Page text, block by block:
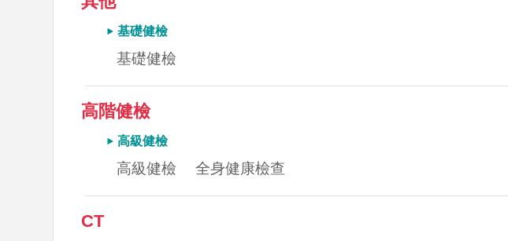
基礎健檢
基礎健檢
高階健檢
高級健檢
高級健檢 全身健康檢查
CT